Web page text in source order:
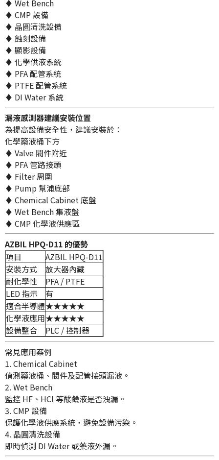
♦ Wet Bench
♦ CMP 設備
♦ 晶圓清洗設備
♦ 蝕刻設備
♦ 顯影設備
♦ 化學供液系統
♦ PFA 配管系統
♦ PTFE 配管系統
♦ DI Water 系統
漏液感測器建議安裝位置
為提高設備安全性，建議安裝於：
化學藥液桶下方
♦ Valve 閥件附近
♦ PFA 管路接頭
♦ Filter 周圍
♦ Pump 幫浦底部
♦ Chemical Cabinet 底盤
♦ Wet Bench 集液盤
♦ CMP 化學液供應區
AZBIL HPQ-D11 的優勢
項目
AZBIL HPQ-D11
安裝方式
放大器內藏
耐化學性
PFA / PTFE
LED 指示
有
適合半導體★★★★★
化學液應用★★★★★
設備整合
PLC / 控制器
常見應用案例
1. Chemical Cabinet
偵測藥液桶、閥件及配管接頭漏液。
2. Wet Bench
監控 HF、HCl 等酸鹼液是否洩漏。
3. CMP 設備
保護化學液供應系統，避免設備污染。
4. 晶圓清洗設備
即時偵測 DI Water 或藥液外漏。